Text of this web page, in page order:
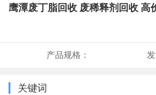
鹰潭废丁脂回收 废稀释剂回收 高
产品规格：
关键词